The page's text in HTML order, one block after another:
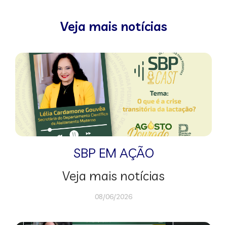
Veja mais notícias
SBP EM AÇÃO
Veja mais notícias
08/06/2026